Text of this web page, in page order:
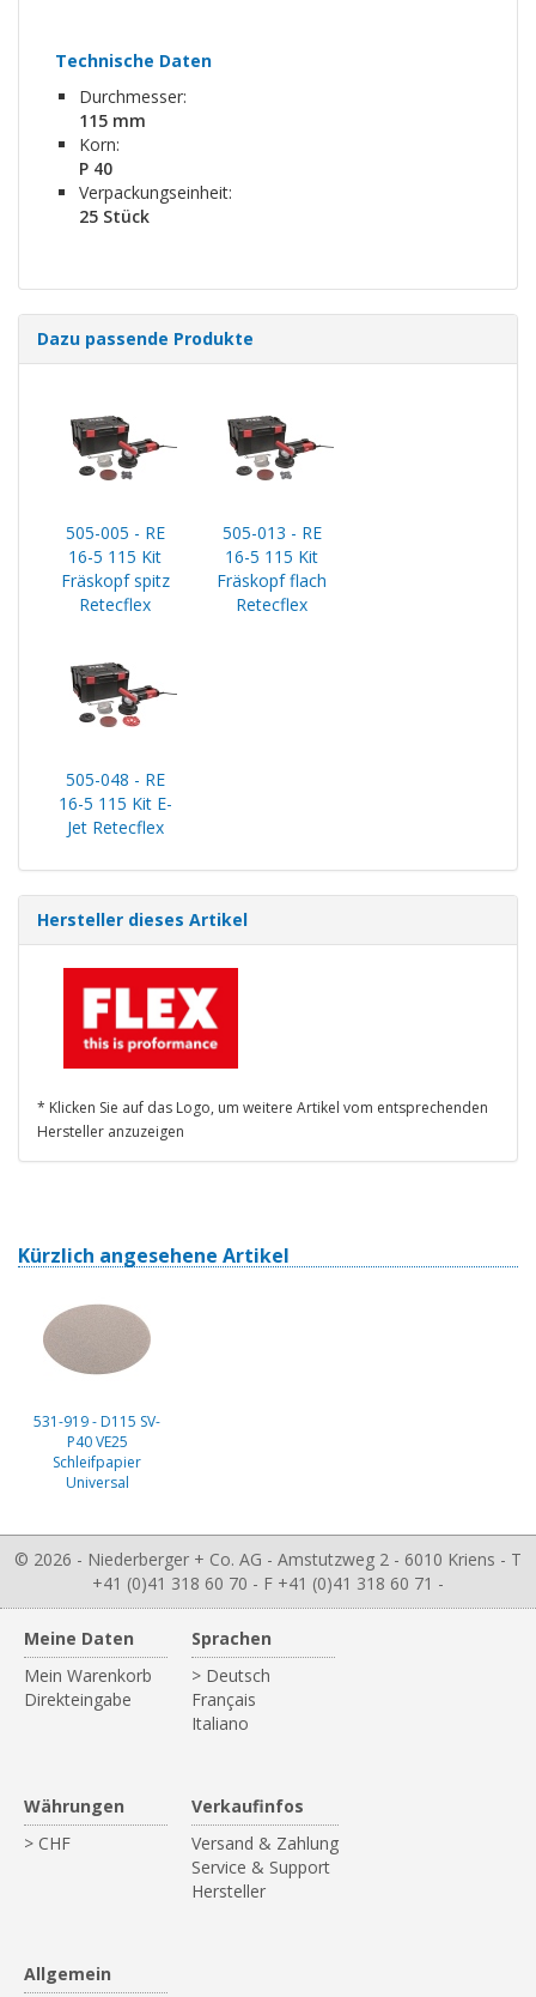
Technische Daten
Durchmesser:
115 mm
Korn:
P 40
Verpackungseinheit:
25 Stück
Dazu passende Produkte
505-005 - RE
16-5 115 Kit
Fräskopf spitz
Retecflex
505-013 - RE
16-5 115 Kit
Fräskopf flach
Retecflex
505-048 - RE
16-5 115 Kit E-
Jet Retecflex
Hersteller dieses Artikel
* Klicken Sie auf das Logo, um weitere Artikel vom entsprechenden
Hersteller anzuzeigen
Kürzlich angesehene Artikel
531-919 - D115 SV-
P40 VE25
Schleifpapier
Universal
© 2026 - Niederberger + Co. AG - Amstutzweg 2 - 6010 Kriens - T
+41 (0)41 318 60 70 - F +41 (0)41 318 60 71 -
Meine Daten
Mein Warenkorb
Direkteingabe
Sprachen
> Deutsch
Français
Italiano
Währungen
> CHF
Verkaufinfos
Versand & Zahlung
Service & Support
Hersteller
Allgemein